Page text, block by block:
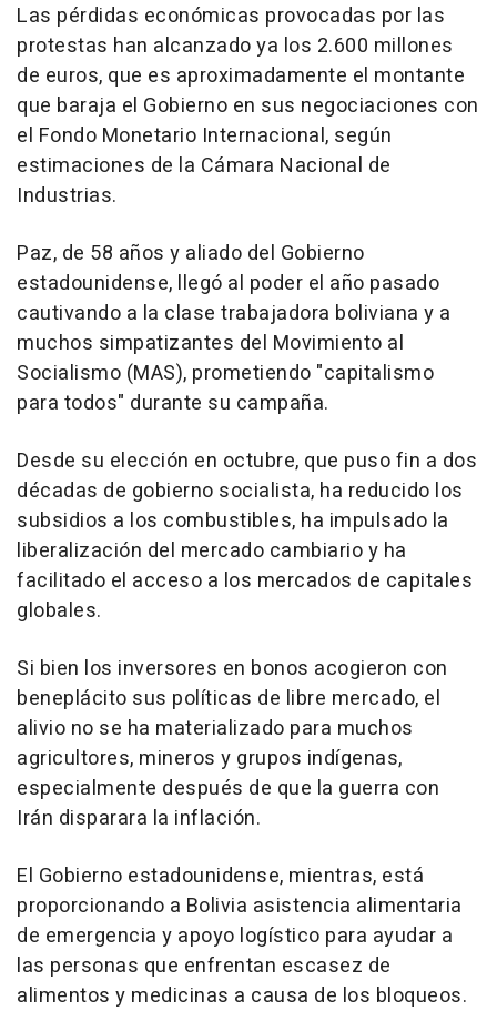
Las pérdidas económicas provocadas por las
protestas han alcanzado ya los 2.600 millones
de euros, que es aproximadamente el montante
que baraja el Gobierno en sus negociaciones con
el Fondo Monetario Internacional, según
estimaciones de la Cámara Nacional de
Industrias.
Paz, de 58 años y aliado del Gobierno
estadounidense, llegó al poder el año pasado
cautivando a la clase trabajadora boliviana y a
muchos simpatizantes del Movimiento al
Socialismo (MAS), prometiendo "capitalismo
para todos" durante su campaña.
Desde su elección en octubre, que puso fin a dos
décadas de gobierno socialista, ha reducido los
subsidios a los combustibles, ha impulsado la
liberalización del mercado cambiario y ha
facilitado el acceso a los mercados de capitales
globales.
Si bien los inversores en bonos acogieron con
beneplácito sus políticas de libre mercado, el
alivio no se ha materializado para muchos
agricultores, mineros y grupos indígenas,
especialmente después de que la guerra con
Irán disparara la inflación.
El Gobierno estadounidense, mientras, está
proporcionando a Bolivia asistencia alimentaria
de emergencia y apoyo logístico para ayudar a
las personas que enfrentan escasez de
alimentos y medicinas a causa de los bloqueos.